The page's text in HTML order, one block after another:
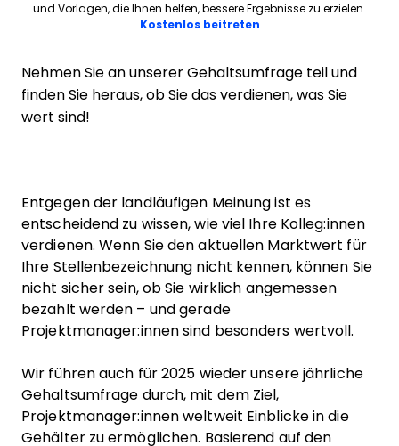
und Vorlagen, die Ihnen helfen, bessere Ergebnisse zu erzielen.
Kostenlos beitretenOpens new window
Nehmen Sie an unserer Gehaltsumfrage teil und
finden Sie heraus, ob Sie das verdienen, was Sie
wert sind!
Entgegen der landläufigen Meinung ist es
entscheidend zu wissen, wie viel Ihre Kolleg:innen
verdienen. Wenn Sie den aktuellen Marktwert für
Ihre Stellenbezeichnung nicht kennen, können Sie
nicht sicher sein, ob Sie wirklich angemessen
bezahlt werden – und gerade
Projektmanager:innen sind besonders wertvoll.
Wir führen auch für 2025 wieder unsere jährliche
Gehaltsumfrage durch, mit dem Ziel,
Projektmanager:innen weltweit Einblicke in die
Gehälter zu ermöglichen. Basierend auf den